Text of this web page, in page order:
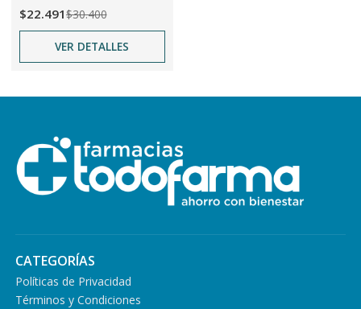
$22.491$30.400
VER DETALLES
CATEGORÍAS
Políticas de Privacidad
Términos y Condiciones